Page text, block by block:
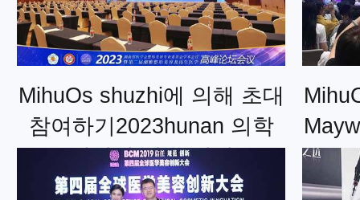
MihuOs shuzhi에 의해 초대
참여하기2023hunan 의학
협회의 학술 회의